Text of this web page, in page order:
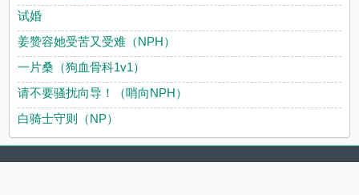
试婚
姜赞容她受苦又受难（NPH）
一片桑（狗血骨科1v1）
请不要骚扰向导！（哨向NPH）
白骑士守则（NP）